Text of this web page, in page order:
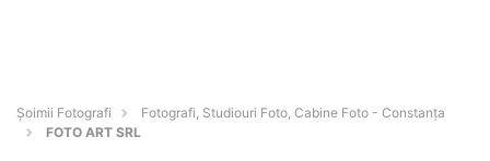
Șoimii Fotografi
Fotografi, Studiouri Foto, Cabine Foto - Constanţa
FOTO ART SRL